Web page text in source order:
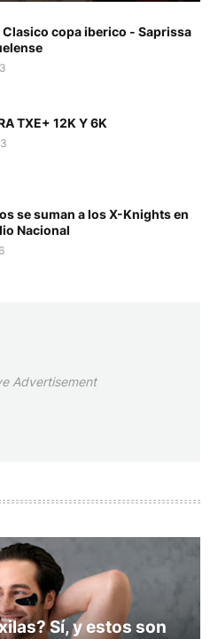
Clasico copa iberico - Saprissa
TXE+ 12K Y 6K
se suman a los X-Knights en
Nacional
Advertisement
Sí, y estos son